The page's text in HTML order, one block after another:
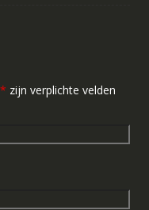
* zijn verplichte velden